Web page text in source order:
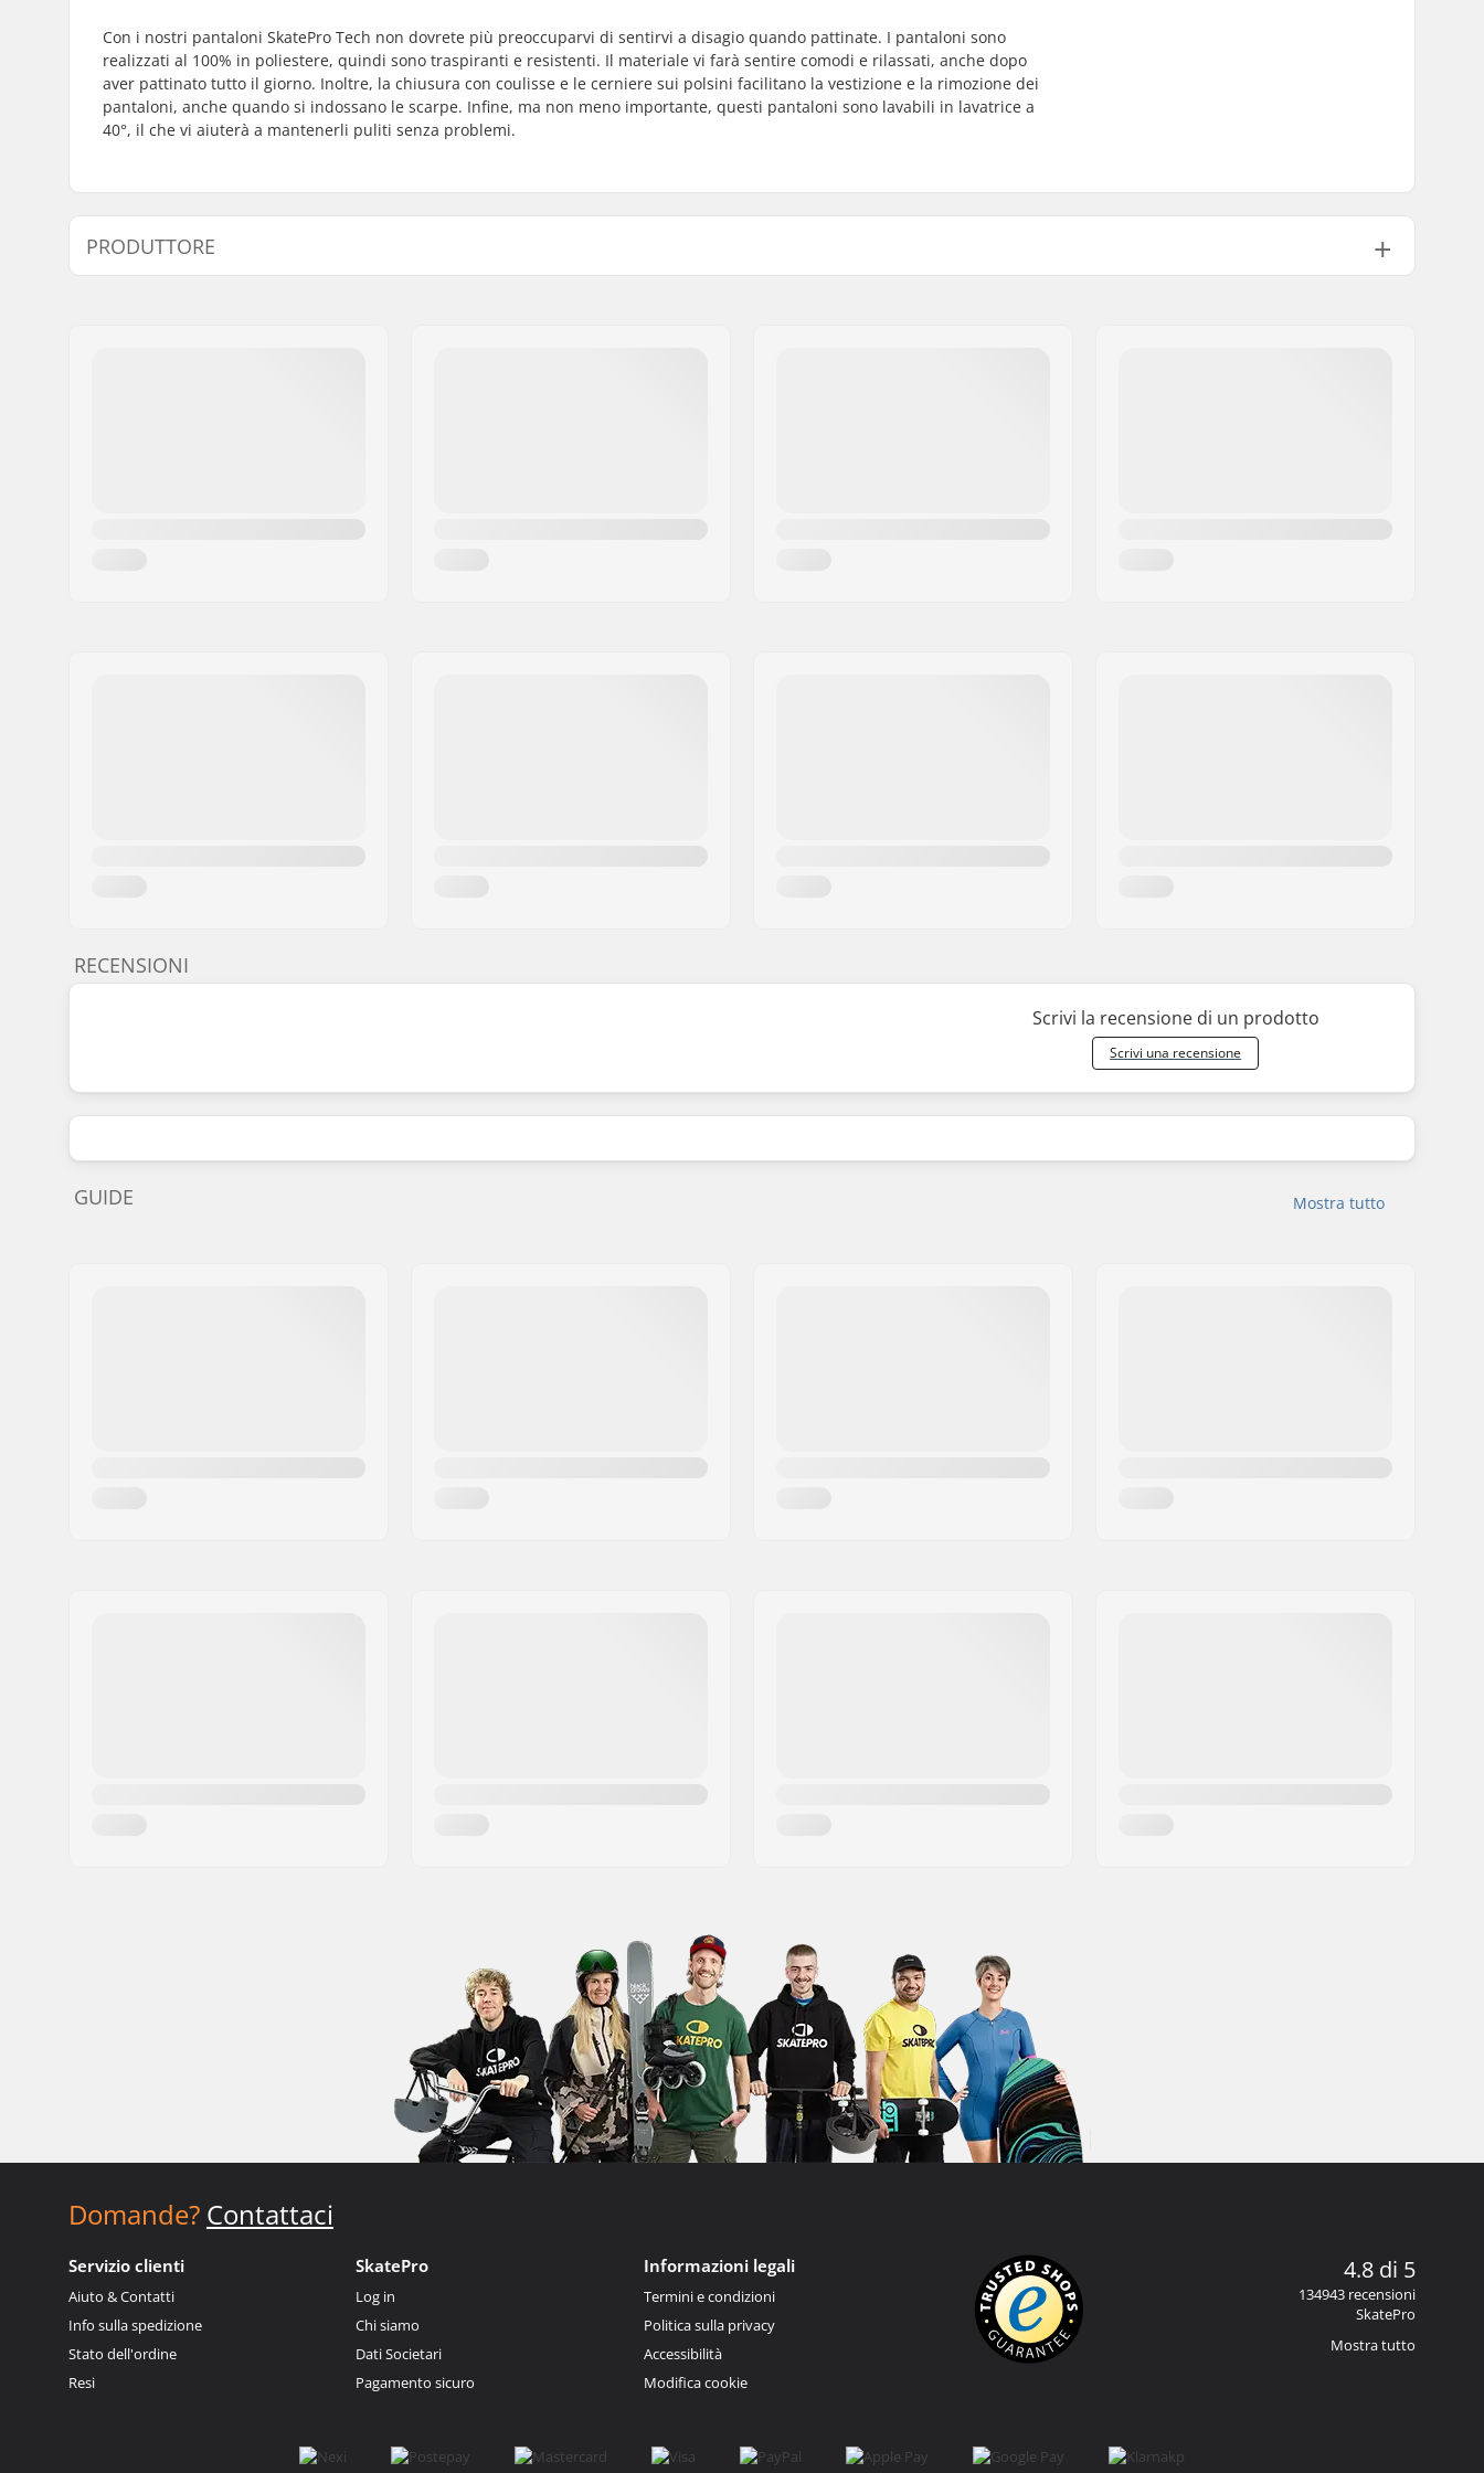
Con i nostri pantaloni SkatePro Tech non dovrete più preoccuparvi di sentirvi a disagio quando pattinate. I pantaloni sono
realizzati al 100% in poliestere, quindi sono traspiranti e resistenti. Il materiale vi farà sentire comodi e rilassati, anche dopo
aver pattinato tutto il giorno. Inoltre, la chiusura con coulisse e le cerniere sui polsini facilitano la vestizione e la rimozione dei
pantaloni, anche quando si indossano le scarpe. Infine, ma non meno importante, questi pantaloni sono lavabili in lavatrice a
40°, il che vi aiuterà a mantenerli puliti senza problemi.
PRODUTTORE
RECENSIONI
Scrivi la recensione di un prodotto
Scrivi una recensione
Mostra tutto
GUIDE
Domande? Contattaci
Servizio clienti
Aiuto & Contatti
Info sulla spedizione
Stato dell'ordine
Resi
SkatePro
Log in
Chi siamo
Dati Societari
Pagamento sicuro
Informazioni legali
Termini e condizioni
Politica sulla privacy
Accessibilità
Modifica cookie
4.8 di 5
134943 recensioni
SkatePro
Mostra tutto